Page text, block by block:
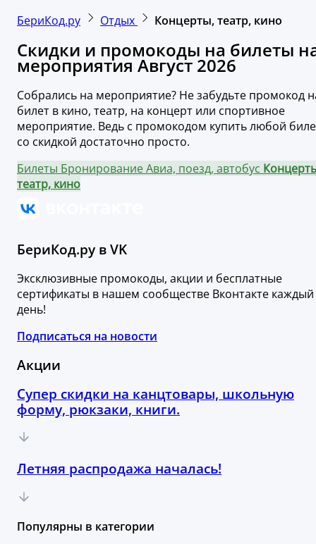
БериКод.ру
Отдых Концерты, театр, кино
Скидки и промокоды на билеты
мероприятия Август 2026
Собрались на мероприятие? Не забудьте промокод
билет в кино, театр, на концерт или спортивное
мероприятие. Ведь с промокодом купить любой
со скидкой достаточно просто.
Билеты БронированиеАвиа, поезд, автобус
театр, кино
БериКод.ру в VK
Эксклюзивные промокоды, акции и бесплатные
сертификаты в нашем сообществе Вконтакте каждый
день!
Подписаться на новости
Акции
Супер скидки на канцтовары, школьную
форму, рюкзаки, книги.
Летняя распродажа началась!
Популярны в категории